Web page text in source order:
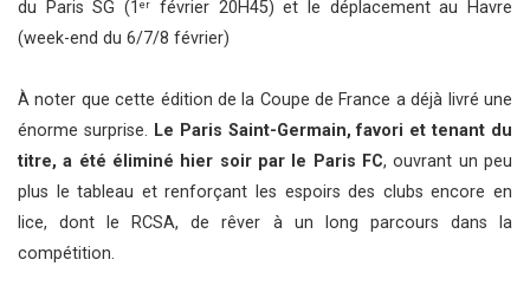
du Paris SG (1er
février 20H45) et le déplacement au Havre
(week-end du 6/7/8 février)
À noter que cette édition de la Coupe de France a déjà livré une
énorme surprise. Le Paris Saint-Germain, favori et tenant du
titre, a été éliminé hier soir par le Paris FC, ouvrant un peu
plus le tableau et renforçant les espoirs des clubs encore en
lice, dont le RCSA, de rêver à un long parcours dans la
compétition.